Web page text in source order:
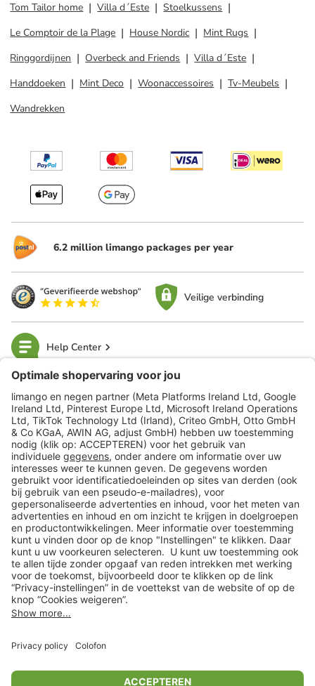
Tom Tailor home
Villa d´Este
Stoelkussens
Le Comptoir de la Plage
House Nordic
Mint Rugs
Ringgordijnen
Overbeck and Friends
Villa d´Este
Handdoeken
Mint Deco Woonaccessoires
Tv-Meubels
Wandrekken
6.2 million limango packages per year
Veilige verbinding
Help Center
limango
Veilig winkelen
Klantenservice
Shop
Acties